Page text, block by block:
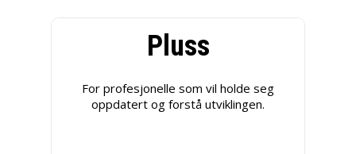
Pluss
For profesjonelle som vil holde seg
oppdatert og forstå utviklingen.